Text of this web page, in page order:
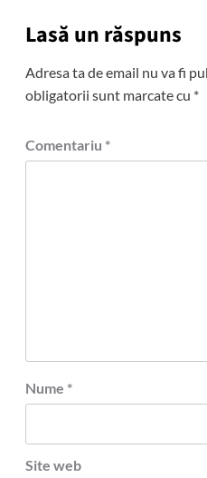
Lasă un răspuns
Adresa ta de email nu va fi
obligatorii sunt marcate cu *
Comentariu *
Nume *
Site web